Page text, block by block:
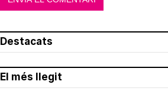
Destacats
El més llegit